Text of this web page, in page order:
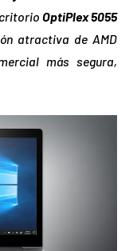
OptiPlex 5055
atractiva de AMD
más segura,